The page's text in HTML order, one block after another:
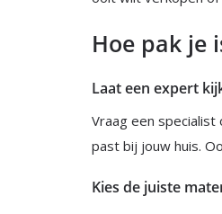
Hoe pak je
Laat een expert
Vraag een
past bij jouw huis.
Kies de juiste